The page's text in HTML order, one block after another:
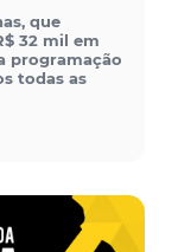
que
32 mil em
programação
todas as